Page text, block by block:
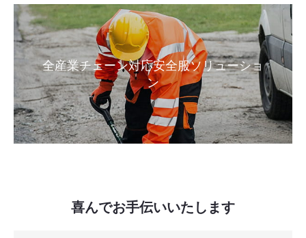
全産業チェーン対応安全服ソリューショ
ン
喜んでお手伝いいたします